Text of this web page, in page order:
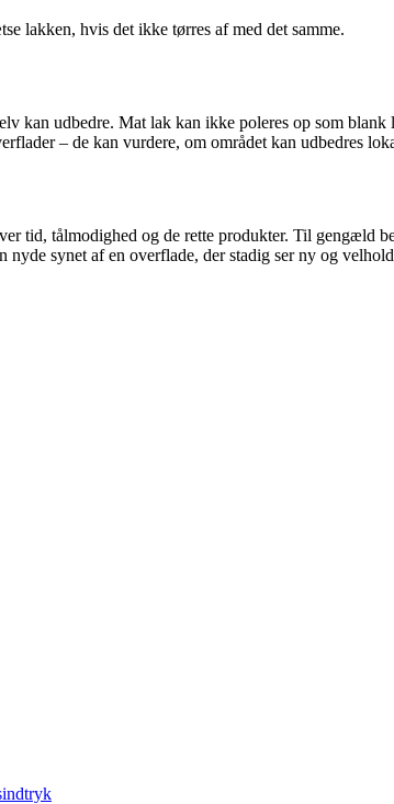
lakken, hvis det ikke tørres af med det samme.
kan udbedre. Mat lak kan ikke poleres op som
– de kan vurdere, om området kan udbedres
tid, tålmodighed og de rette produkter. Til gengæld
synet af en overflade, der stadig ser ny og